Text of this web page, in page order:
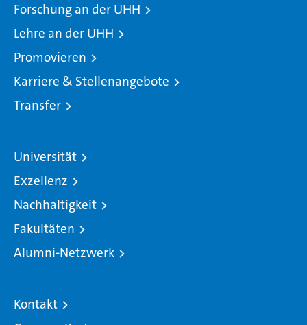
Forschung an der UHH
Lehre an der UHH
Promovieren
Karriere & Stellenangebote
Transfer
Universität
Exzellenz
Nachhaltigkeit
Fakultäten
Alumni-Netzwerk
Kontakt